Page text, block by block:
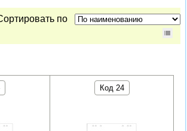
по
Код 24